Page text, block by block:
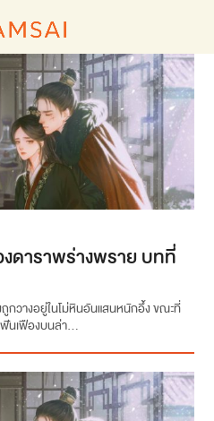
ดาราพร่างพราย บทที่
ถูกวางอยู่ในโม่หินอันแสนหนักอึ้ง ขณะที่
นเฟืองบนล่า...